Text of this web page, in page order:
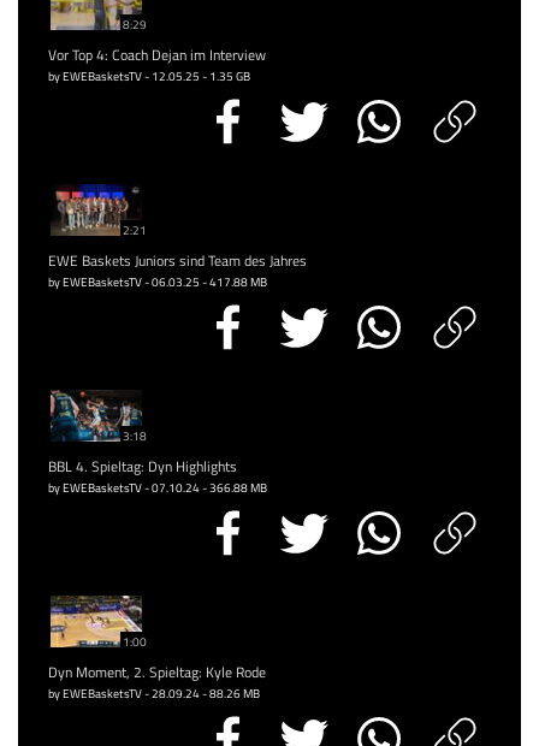
8:29
Vor Top 4: Coach Dejan im Interview
by EWEBasketsTV - 12.05.25 - 1.35 GB
2:21
EWE Baskets Juniors sind Team des Jahres
by EWEBasketsTV - 06.03.25 - 417.88 MB
3:18
BBL 4. Spieltag: Dyn Highlights
by EWEBasketsTV - 07.10.24 - 366.88 MB
1:00
Dyn Moment, 2. Spieltag: Kyle Rode
by EWEBasketsTV - 28.09.24 - 88.26 MB